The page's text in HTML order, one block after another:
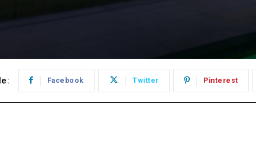
Facebook Twitter Pinterest